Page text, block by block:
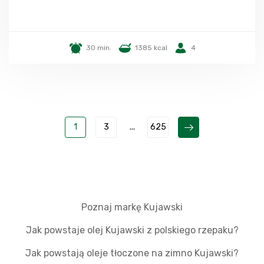
30 min. 1385 kcal 4
1 3 ... 625
Poznaj markę Kujawski
Jak powstaje olej Kujawski z polskiego rzepaku?
Jak powstają oleje tłoczone na zimno Kujawski?